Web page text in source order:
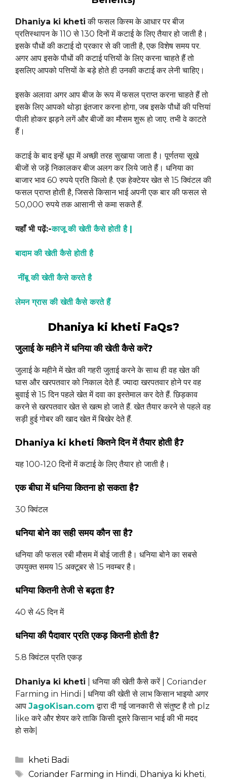
Dhaniya ki kheti की फसल किस्म के आधार पर बीज
प्रतिस्थापन के 110 से 130 दिनों में कटाई के लिए तैयार हो जाती है।
इसके पौधों की कटाई दो प्रकार से की जाती है, एक विशेष समय पर.
अगर आप इसके पौधों की कटाई पत्तियों के लिए करना चाहते हैं तो
इसलिए आपको पत्तियों के बड़े होते ही उनकी कटाई कर लेनी चाहिए।
इसके अलावा अगर आप बीज के रूप में फसल प्राप्त करना चाहते हैं तो
इसके लिए आपको थोड़ा इंतजार करना होगा, जब इसके पौधों की पत्तियां
पीली होकर झड़ने लगें और बीजों का मौसम शुरू हो जाए. तभी वे काटते
हैं।
कटाई के बाद इन्हें धूप में अच्छी तरह सुखाया जाता है। पूर्णतया सूखे
बीजों से जड़ें निकालकर बीज अलग कर लिये जाते हैं। धनिया का
बाजार भाव 60 रुपये प्रति किलो है. एक हेक्टेयर खेत से 15 क्विंटल की
फसल प्राप्त होती है, जिससे किसान भाई अपनी एक बार की फसल से
50,000 रुपये तक आसानी से कमा सकते हैं.
यहाँ भी पढ़ें:-काजू की खेती कैसे होती है |
बादाम की खेती कैसे होती है
नींबू की खेती कैसे करते है
लेमन ग्रास की खेती कैसे करते हैं
Dhaniya ki kheti FaQs?
जुलाई के महीने में धनिया की खेती कैसे करें?
जुलाई के महीने में खेत की गहरी जुताई करने के साथ ही वह खेत की
घास और खरपतवार को निकाल देते हैं. ज्यादा खरपतवार होने पर वह
बुवाई से 15 दिन पहले खेत में दवा का इस्तेमाल कर देते हैं. छिड़काव
करने से खरपतवार खेत से खत्म हो जाते हैं. खेत तैयार करने से पहले वह
सड़ी हुई गोबर की खाद खेत में बिखेर देते हैं.
Dhaniya ki kheti कितने दिन में तैयार होती है?
यह 100-120 दिनों में कटाई के लिए तैयार हो जाती है।
एक बीघा में धनिया कितना हो सकता है?
30 क्विंटल
धनिया बोने का सही समय कौन सा है?
धनिया की फसल रबी मौसम में बोई जाती है। धनिया बोने का सबसे
उपयुक्त समय 15 अक्टूबर से 15 नवम्बर है।
धनिया कितनी तेजी से बढ़ता है?
40 से 45 दिन में
धनिया की पैदावार प्रति एकड़ कितनी होती है?
5.8 क्विंटल प्रति एकड़
Dhaniya ki kheti | धनिया की खेती कैसे करें | Coriander
Farming in Hindi | धनिया की खेती से लाभ किसान भाइयो अगर
आप JagoKisan.com द्वारा दी गई जानकारी से संतुष्ट है तो plz
like करे और शेयर करे ताकि किसी दूसरे किसान भाई की भी मदद
हो सके|
Categories
kheti Badi
Tags
Coriander Farming in Hindi, Dhaniya ki kheti,